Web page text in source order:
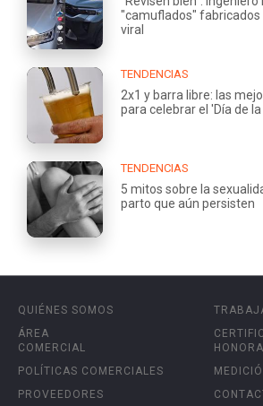
"camuflados" fabricados
viral
TENDENCIAS
2x1 y barra libre: las
para celebrar el 'Día de
TENDENCIAS
5 mitos sobre la
parto que aún persisten
QUIÉNES SOMOS
ÁREA
COMERCIAL
POLÍTICAS COMERCIALES
PROVEEDORES